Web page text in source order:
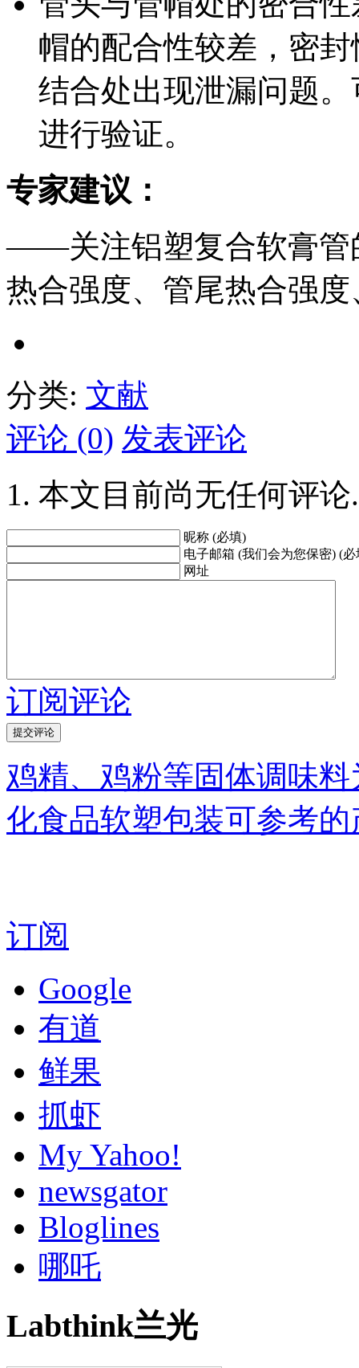
帽的配合性较差，密
结合处出现泄漏问题
进行验证。
专家建议：
——关注铝塑复合软膏管
热合强度、管尾热合强
分类: 文献
评论 (0) 发表评论
本文目前尚无任何评论.
昵称 (必填)
电子邮箱 (我们会为您保密) (必
网址
订阅评论
鸡精、鸡粉等固体调味
化食品软塑包装可参考
订阅
Google
有道
鲜果
抓虾
My Yahoo!
newsgator
Bloglines
哪吒
Labthink兰光